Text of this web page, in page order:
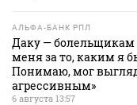
АЛЬФА-БАНК РПЛ
Даку — болельщикам
меня за то, каким я
Понимаю, мог
агрессивным»
6 августа 13:57